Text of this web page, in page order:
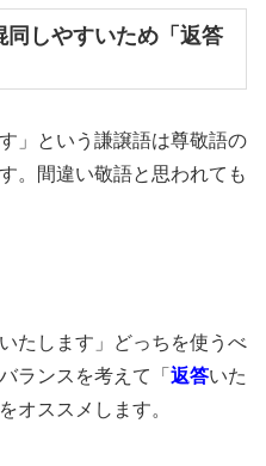
しやすいため「返答
」という謙譲語は尊敬語の
。間違い敬語と思われても
いたします」どっちを使うべ
ランスを考えて「 返答いた
オススメします。